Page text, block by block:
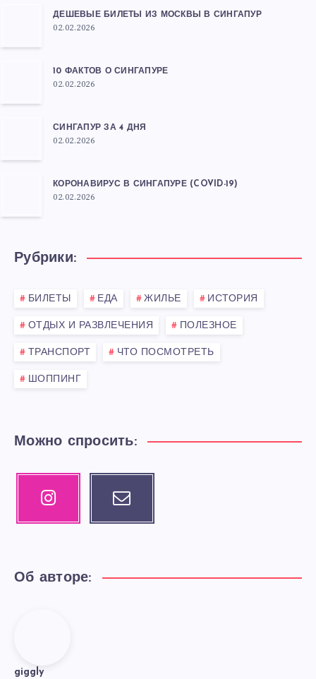
ДЕШЕВЫЕ БИЛЕТЫ ИЗ МОСКВЫ В СИНГАПУР
02.02.2026
10 ФАКТОВ О СИНГАПУРЕ
02.02.2026
СИНГАПУР ЗА 4 ДНЯ
02.02.2026
КОРОНАВИРУС В СИНГАПУРЕ (COVID-19)
02.02.2026
Рубрики:
БИЛЕТЫ ЕДА ЖИЛЬЕ ИСТОРИЯ
ОТДЫХ И РАЗВЛЕЧЕНИЯ ПОЛЕЗНОЕ
ТРАНСПОРТ ЧТО ПОСМОТРЕТЬ
ШОППИНГ
Можно спросить:
Instagram Email
Contact
Об авторе:
giggly